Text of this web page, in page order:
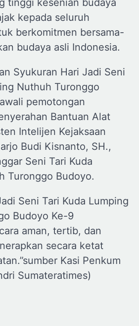
tinggi kesenian budaya
kepada seluruh
berkomitmen bersama-
budaya asli Indonesia.
Syukuran Hari Jadi Seni
Nuthuh Turonggo
pemotongan
Bantuan Alat
Intelijen Kejaksaan
Budi Kisnanto, SH.,
Seni Tari Kuda
Turonggo Budoyo.
Seni Tari Kuda Lumping
Budoyo Ke-9
aman, tertib, dan
secara ketat
Kasi Penkum
Sumateratimes)